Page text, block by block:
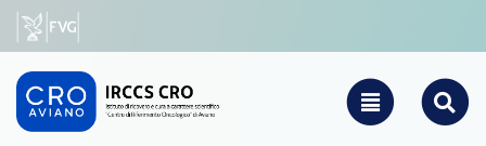
Salta al contenuto principale
CRO - Vai alla homepage
TOGGLE SEARCH